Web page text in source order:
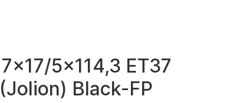
5x114,3 ET37
Black-FP